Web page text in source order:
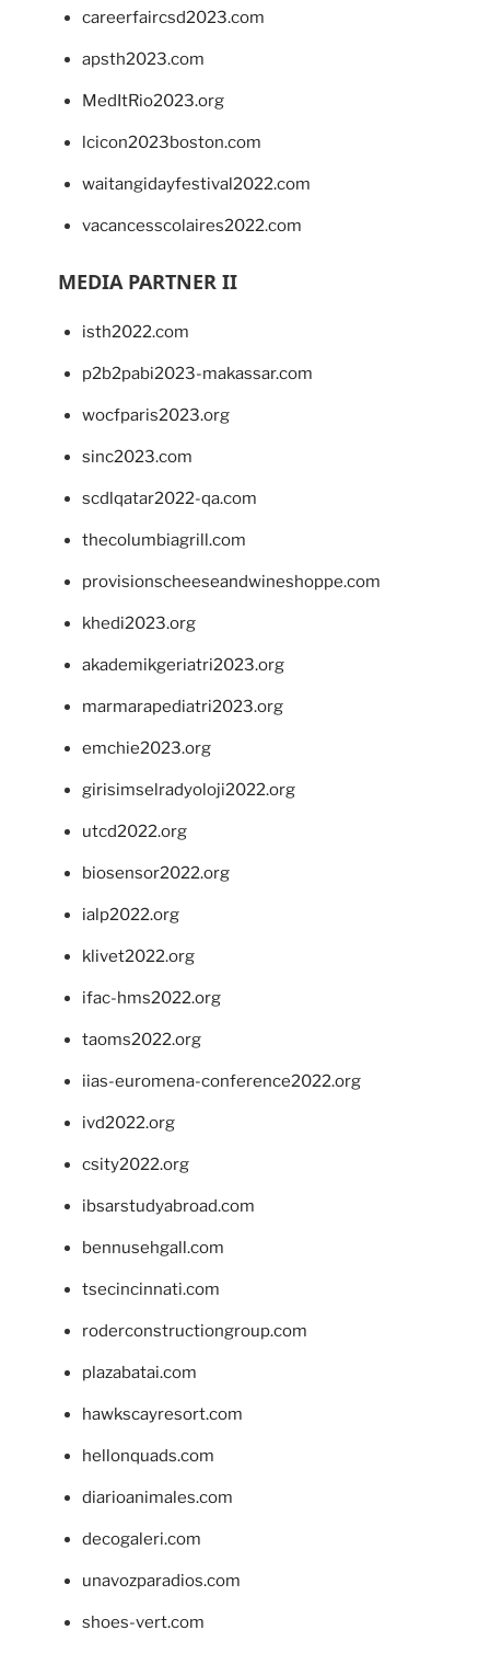
careerfaircsd2023.com
apsth2023.com
MedItRio2023.org
lcicon2023boston.com
waitangidayfestival2022.com
vacancesscolaires2022.com
MEDIA PARTNER II
isth2022.com
p2b2pabi2023-makassar.com
wocfparis2023.org
sinc2023.com
scdlqatar2022-qa.com
thecolumbiagrill.com
provisionscheeseandwineshoppe.com
khedi2023.org
akademikgeriatri2023.org
marmarapediatri2023.org
emchie2023.org
girisimselradyoloji2022.org
utcd2022.org
biosensor2022.org
ialp2022.org
klivet2022.org
ifac-hms2022.org
taoms2022.org
iias-euromena-conference2022.org
ivd2022.org
csity2022.org
ibsarstudyabroad.com
bennusehgall.com
tsecincinnati.com
roderconstructiongroup.com
plazabatai.com
hawkscayresort.com
hellonquads.com
diarioanimales.com
decogaleri.com
unavozparadios.com
shoes-vert.com